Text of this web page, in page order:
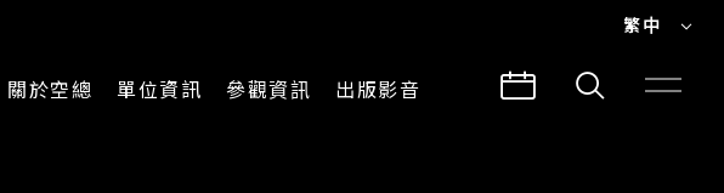
繁中
關於空總 單位資訊 參觀資訊 出版影音